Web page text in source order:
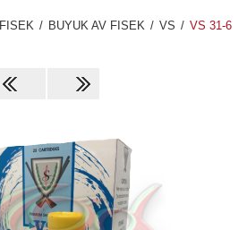
FISEK / BUYUK AV FISEK / VS / VS 31-6